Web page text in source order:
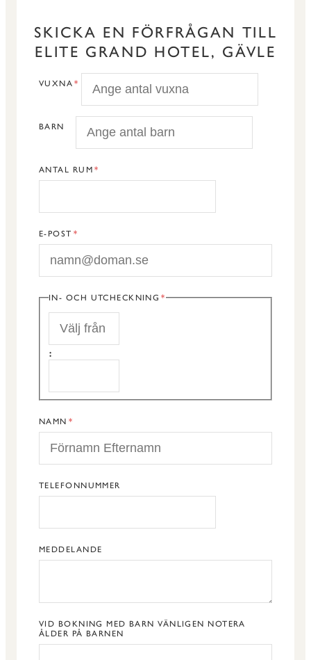
SKICKA EN FÖRFRÅGAN TILL
ELITE GRAND HOTEL, GÄVLE
VUXNA
BARN
ANTAL RUM
E-POST
IN- OCH UTCHECKNING
START
:
NAMN
TELEFONNUMMER
MEDDELANDE
VID BOKNING MED BARN VÄNLIGEN NOTERA
ÅLDER PÅ BARNEN